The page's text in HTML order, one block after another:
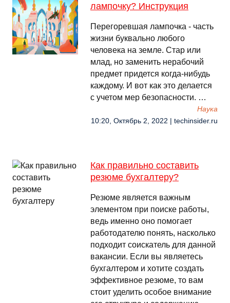
лампочку? Инструкция
Перегоревшая лампочка - часть
жизни буквально любого
человека на земле. Стар или
млад, но заменить нерабочий
предмет придется когда-нибудь
каждому. И вот как это делается
с учетом мер безопасности. …
Наука
10:20, Октябрь 2, 2022 | techinsider.ru
Как правильно составить
резюме бухгалтеру?
Резюме является важным
элементом при поиске работы,
ведь именно оно помогает
работодателю понять, насколько
подходит соискатель для данной
вакансии. Если вы являетесь
бухгалтером и хотите создать
эффективное резюме, то вам
стоит уделить особое внимание